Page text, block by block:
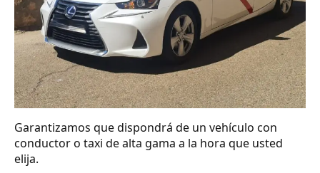
Garantizamos que dispondrá de un vehículo con
conductor o taxi de alta gama a la hora que usted
elija.